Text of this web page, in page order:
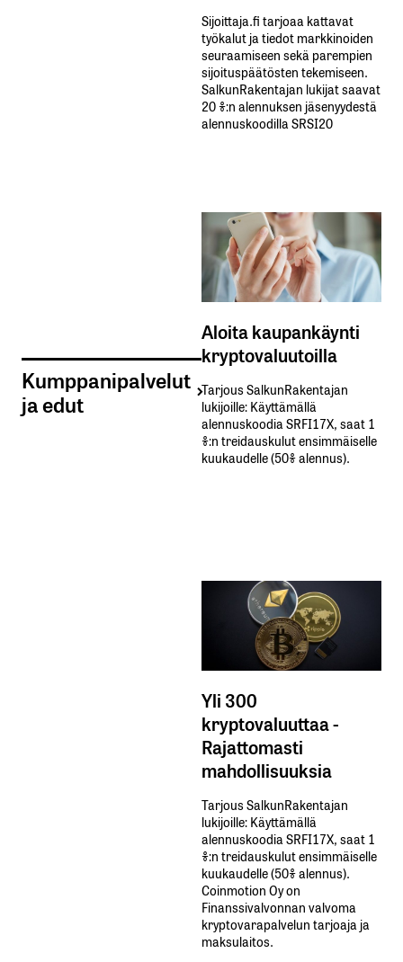
Kumppanipalvelut
ja edut
Sijoittaja.fi tarjoaa kattavat
työkalut ja tiedot markkinoiden
seuraamiseen sekä parempien
sijoituspäätösten tekemiseen.
SalkunRakentajan lukijat saavat
20 %:n alennuksen jäsenyydestä
alennuskoodilla SRSI20
Aloita kaupankäynti
kryptovaluutoilla
Tarjous SalkunRakentajan
lukijoille: Käyttämällä​ ​
alennuskoodia​ ​SRFI17X,​ ​saat​ ​1
%:n treidauskulut​ ​ensimmäiselle​ ​
kuukaudelle​ ​(50%​ ​alennus).
Yli 300
kryptovaluuttaa -
Rajattomasti
mahdollisuuksia
Tarjous SalkunRakentajan
lukijoille: Käyttämällä​ ​
alennuskoodia​ ​SRFI17X,​ ​saat​ ​1
%:n treidauskulut​ ​ensimmäiselle​ ​
kuukaudelle​ ​(50%​ ​alennus).
Coinmotion Oy on
Finanssivalvonnan valvoma
kryptovarapalvelun tarjoaja ja
maksulaitos.